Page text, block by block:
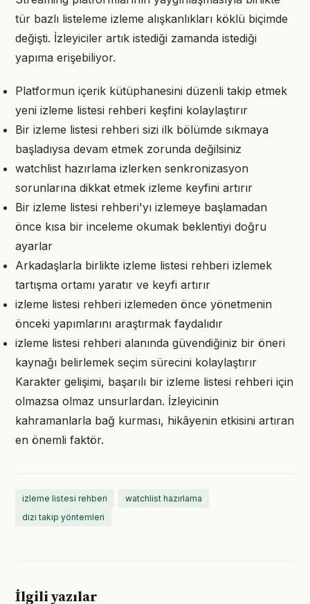
tür bazlı listeleme izleme alışkanlıkları köklü biçimde
değişti. İzleyiciler artık istediği zamanda istediği
yapıma erişebiliyor.
Platformun içerik kütüphanesini düzenli takip etmek
yeni izleme listesi rehberi keşfini kolaylaştırır
Bir izleme listesi rehberi sizi ilk bölümde sıkmaya
başladıysa devam etmek zorunda değilsiniz
watchlist hazırlama izlerken senkronizasyon
sorunlarına dikkat etmek izleme keyfini artırır
Bir izleme listesi rehberi'yı izlemeye başlamadan
önce kısa bir inceleme okumak beklentiyi doğru
ayarlar
Arkadaşlarla birlikte izleme listesi rehberi izlemek
tartışma ortamı yaratır ve keyfi artırır
izleme listesi rehberi izlemeden önce yönetmenin
önceki yapımlarını araştırmak faydalıdır
izleme listesi rehberi alanında güvendiğiniz bir öneri
kaynağı belirlemek seçim sürecini kolaylaştırır
Karakter gelişimi, başarılı bir izleme listesi rehberi için
olmazsa olmaz unsurlardan. İzleyicinin
kahramanlarla bağ kurması, hikâyenin etkisini artıran
en önemli faktör.
izleme listesi rehberi
watchlist hazırlama
dizi takip yöntemleri
İlgili yazılar